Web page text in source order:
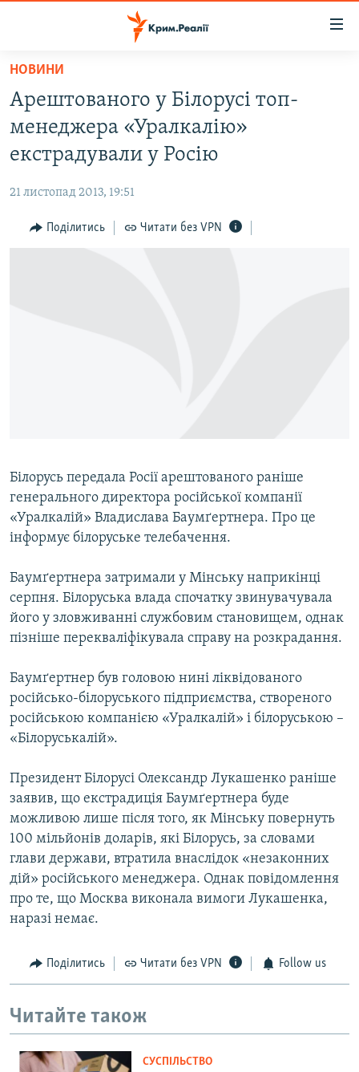
Перейти
основного
матеріалу
до
основної
Перейти
до
ВОДА.КРИМ
ВІДЕО ТА ФОТО
БЛОГИ
ПОГЛЯД
Усі сайти RFE/RL
НОВИНИ
Арештованого у Білорусі топ-
менеджера «Уралкалію»
екстрадували у Росію
21 листопад 2013, 19:51
Поділитись Читати без VPN
Білорусь передала Росії арештованого раніше
генерального директора російської компанії
«Уралкалій» Владислава Баумґертнера. Про це
інформує білоруське телебачення.
Баумґертнера затримали у Мінську наприкінці
серпня. Білоруська влада спочатку звинувачувала
його у зловживанні службовим становищем, однак
пізніше перекваліфікувала справу на розкрадання.
Баумґертнер був головою нині ліквідованого
російсько-білоруського підприємства, створеного
російською компанією «Уралкалій» і білоруською –
«Білоруськалій».
Президент Білорусі Олександр Лукашенко раніше
заявив, що екстрадиція Баумґертнера буде
можливою лише після того, як Мінську повернуть
100 мільйонів доларів, які Білорусь, за словами
глави держави, втратила внаслідок «незаконних
дій» російського менеджера. Однак повідомлення
про те, що Москва виконала вимоги Лукашенка,
наразі немає.
Поділитись Читати без VPN Follow us
Читайте також
СУСПІЛЬСТВО